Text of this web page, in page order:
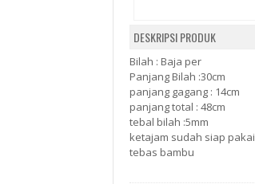
DESKRIPSI PRODUK
Bilah : Baja per
Panjang Bilah :30cm
panjang gagang : 14cm
panjang total : 48cm
tebal bilah :5mm
ketajam sudah siap pakai
tebas bambu